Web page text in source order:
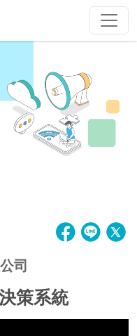
司
策系統